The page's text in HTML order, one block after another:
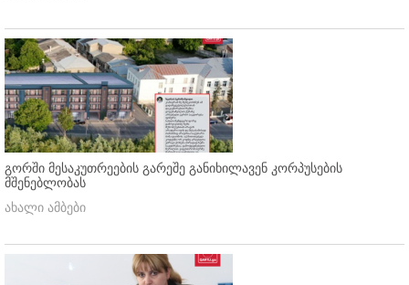
გორში მესაკუთრეების გარეშე განიხილავენ კორპუსების
მშენებლობას
ახალი ამბები